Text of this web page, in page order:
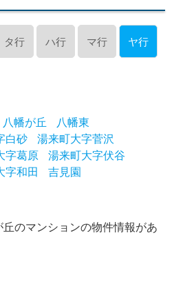
タ行 ハ行 マ行 ヤ行
八幡が丘
八幡東
白砂
湯来町大字菅沢
字葛原
湯来町大字伏谷
字和田
吉見園
のマンションの物件情報があ